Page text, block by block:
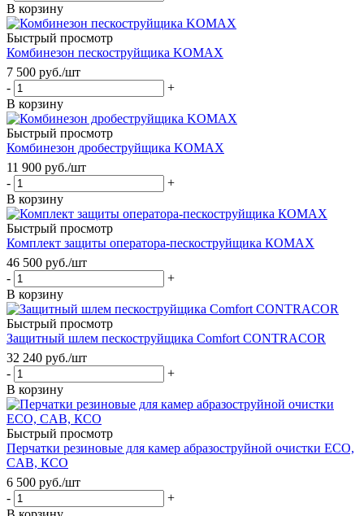
В корзину
Быстрый просмотр
Комбинезон пескоструйщика KOMAX
7 500 руб./шт
-
+
В корзину
Быстрый просмотр
Комбинезон дробеструйщика KOMAX
11 900 руб./шт
-
+
В корзину
Быстрый просмотр
Комплект защиты оператора-пескоструйщика КОМАХ
46 500 руб./шт
-
+
В корзину
Быстрый просмотр
Защитный шлем пескоструйщика Comfort CONTRACOR
32 240 руб./шт
-
+
В корзину
Быстрый просмотр
Перчатки резиновые для камер абразоструйной очистки ECO,
CAB, КСО
6 500 руб./шт
-
+